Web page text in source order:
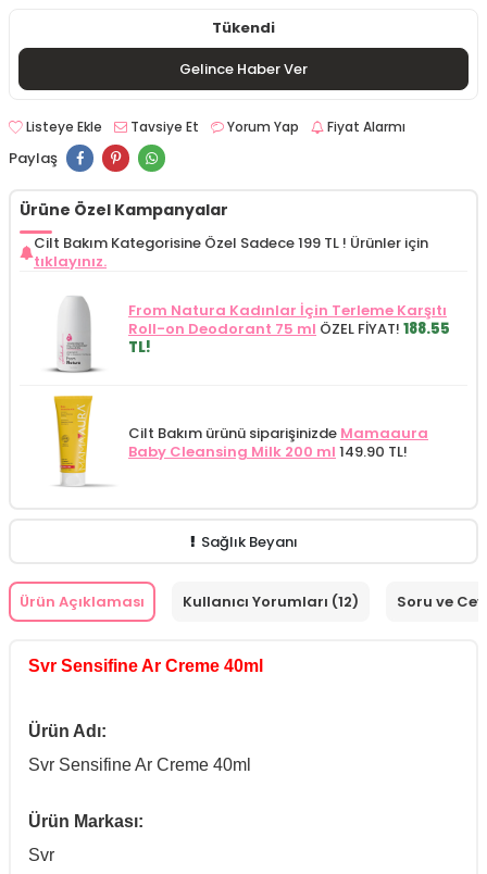
Tükendi
Gelince Haber Ver
Listeye Ekle Tavsiye Et Yorum Yap Fiyat Alarmı
Paylaş
Ürüne Özel Kampanyalar
Cilt Bakım Kategorisine Özel Sadece 199 TL ! Ürünler için
tıklayınız.
From Natura Kadınlar İçin Terleme Karşıtı
Roll-on Deodorant 75 ml ÖZEL FİYAT! 188.55
TL!
Cilt Bakım ürünü siparişinizde Mamaaura
Baby Cleansing Milk 200 ml 149.90 TL!
Sağlık Beyanı
Ürün Açıklaması Kullanıcı Yorumları (12) Soru ve
Svr Sensifine Ar Creme 40ml
Ürün Adı:
Svr Sensifine Ar Creme 40ml
Ürün Markası:
Svr